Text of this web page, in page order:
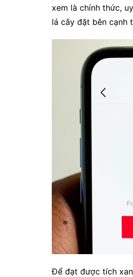
xem là chính thức,
lá cây đặt bên cạnh
Để đạt được tích